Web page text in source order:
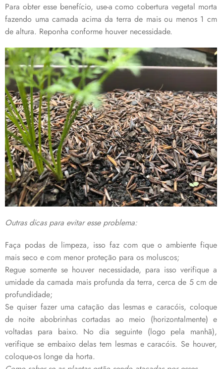
Para obter esse benefício, use-a como cobertura vegetal morta
fazendo uma camada acima da terra de mais ou menos 1 cm
de altura. Reponha conforme houver necessidade.
Outras dicas para evitar esse problema:
Faça podas de limpeza, isso faz com que o ambiente fique
mais seco e com menor proteção para os moluscos;
Regue somente se houver necessidade, para isso verifique a
umidade da camada mais profunda da terra, cerca de 5 cm de
profundidade;
Se quiser fazer uma catação das lesmas e caracóis, coloque
de noite abobrinhas cortadas ao meio (horizontalmente) e
voltadas para baixo. No dia seguinte (logo pela manhã),
verifique se embaixo delas tem lesmas e caracóis. Se houver,
coloque-os longe da horta.